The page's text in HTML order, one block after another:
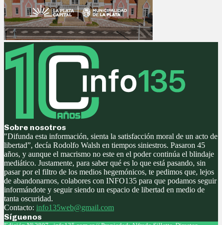
Sobre nosotros
"Difunda esta información, sienta la satisfacción moral de un acto de
libertad”, decía Rodolfo Walsh en tiempos siniestros. Pasaron 45
años, y aunque el macrismo no este en el poder continúa el blindaje
mediático. Justamente, para saber qué es lo que está pasando, sin
pasar por el filtro de los medios hegemónicos, te pedimos que, lejos
de abandonarnos, colabores con INFO135 para que podamos seguir
informándote y seguir siendo un espacio de libertad en medio de
tanta oscuridad.
Contacto: info135web@gmail.com
Síguenos